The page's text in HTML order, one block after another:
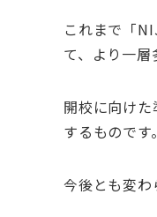
これまで「
て、より一層
開校に向け
するものです。
今後とも変わ